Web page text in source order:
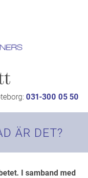
031-300 05 50
ÄR DET?
I samband med